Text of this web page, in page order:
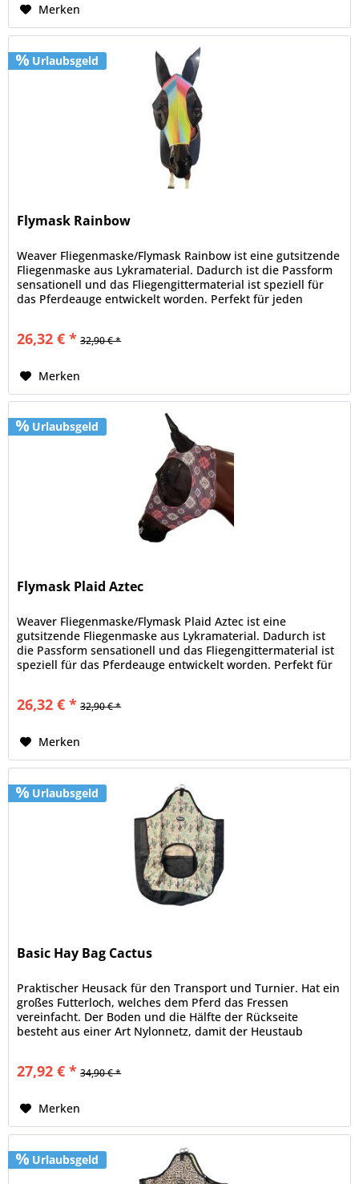
Merken
Urlaubsgeld
Flymask Rainbow
Weaver Fliegenmaske/Flymask Rainbow ist eine gutsitzende
Fliegenmaske aus Lykramaterial. Dadurch ist die Passform
sensationell und das Fliegengittermaterial ist speziell für
das Pferdeauge entwickelt worden. Perfekt für jeden
26,32 € * 32,90 € *
Merken
Urlaubsgeld
Flymask Plaid Aztec
Weaver Fliegenmaske/Flymask Plaid Aztec ist eine
gutsitzende Fliegenmaske aus Lykramaterial. Dadurch ist
die Passform sensationell und das Fliegengittermaterial ist
speziell für das Pferdeauge entwickelt worden. Perfekt für
26,32 € * 32,90 € *
Merken
Urlaubsgeld
Basic Hay Bag Cactus
Praktischer Heusack für den Transport und Turnier. Hat ein
großes Futterloch, welches dem Pferd das Fressen
vereinfacht. Der Boden und die Hälfte der Rückseite
besteht aus einer Art Nylonnetz, damit der Heustaub
27,92 € * 34,90 € *
Merken
Urlaubsgeld